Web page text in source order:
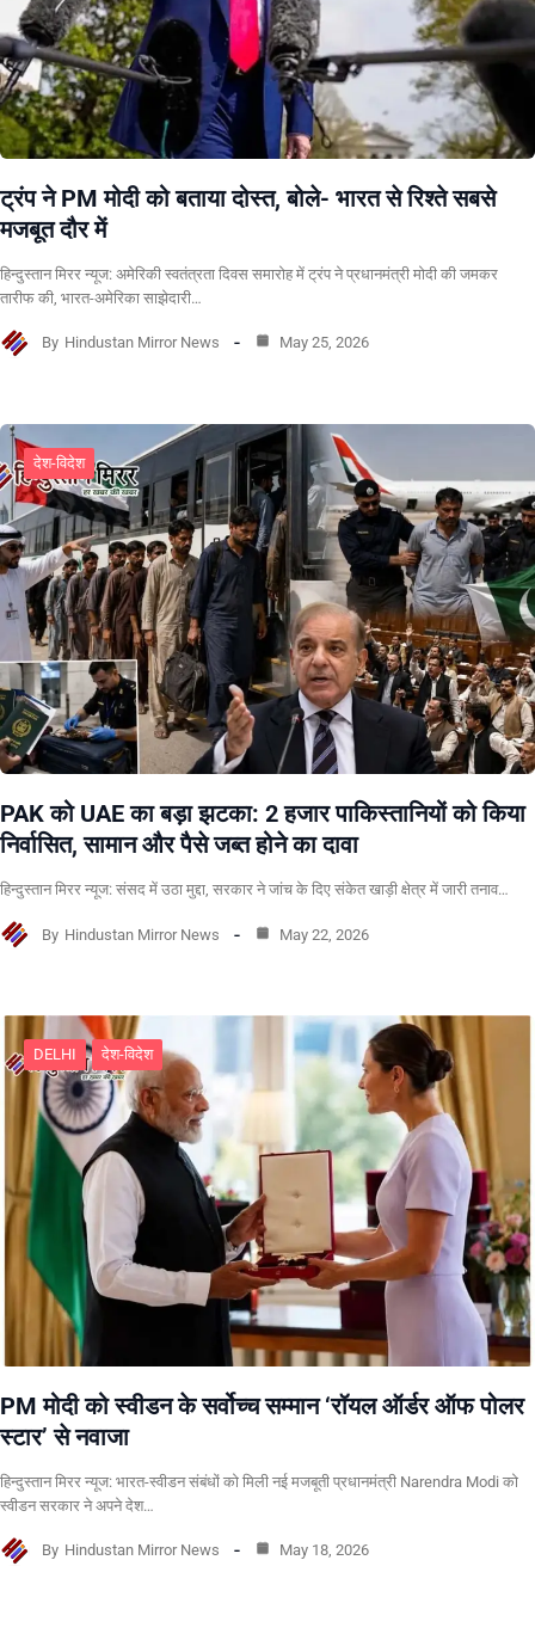
ट्रंप ने PM मोदी को बताया दोस्त, बोले- भारत से रिश्ते सबसे
मजबूत दौर में
हिन्दुस्तान मिरर न्यूज: अमेरिकी स्वतंत्रता दिवस समारोह में ट्रंप ने प्रधानमंत्री मोदी की जमकर
तारीफ की, भारत-अमेरिका साझेदारी…
By Hindustan Mirror News May 25, 2026
देश-विदेश
PAK को UAE का बड़ा झटका: 2 हजार पाकिस्तानियों को किया
निर्वासित, सामान और पैसे जब्त होने का दावा
हिन्दुस्तान मिरर न्यूज: संसद में उठा मुद्दा, सरकार ने जांच के दिए संकेत खाड़ी क्षेत्र में जारी तनाव…
By Hindustan Mirror News May 22, 2026
DELHI देश-विदेश
PM मोदी को स्वीडन के सर्वोच्च सम्मान ‘रॉयल ऑर्डर ऑफ पोलर
स्टार’ से नवाजा
हिन्दुस्तान मिरर न्यूज: भारत-स्वीडन संबंधों को मिली नई मजबूती प्रधानमंत्री Narendra Modi को
स्वीडन सरकार ने अपने देश…
By Hindustan Mirror News May 18, 2026